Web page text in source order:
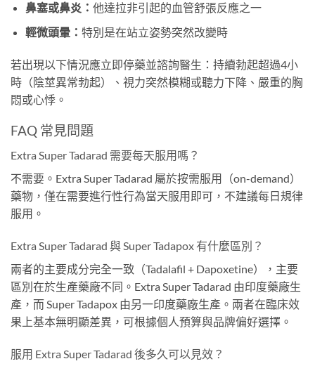
鼻塞或鼻炎： 他達拉非引起的血管舒張反應之一
輕微頭暈： 特別是在站立姿勢突然改變時
若出現以下情況應立即停藥並諮詢醫生：持續勃起超過4小
時（陰莖異常勃起）、視力突然模糊或聽力下降、嚴重的胸
悶或心悸。
FAQ 常見問題
Extra Super Tadarad 需要每天服用嗎？
不需要。Extra Super Tadarad 屬於按需服用（on-demand）
藥物，僅在需要進行性行為當天服用即可，不建議每日規律
服用。
Extra Super Tadarad 與 Super Tadapox 有什麼區別？
兩者的主要成分完全一致（Tadalafil + Dapoxetine），主要
區別在於生產藥廠不同。Extra Super Tadarad 由印度藥廠生
產，而 Super Tadapox 由另一印度藥廠生產。兩者在臨床效
果上基本無明顯差異，可根據個人預算與品牌偏好選擇。
服用 Extra Super Tadarad 後多久可以見效？